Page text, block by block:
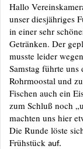
Hallo
unser diesjähriges
in einer sehr
Getränken. Der
musste leider
Samstag führte
Rohrmoostal und
Fischen auch ein
zum Schluß noch
machten uns hier
Die Runde löste
Frühstück auf.